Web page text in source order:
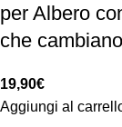
per Albero
che
19,90€
Aggiungi al